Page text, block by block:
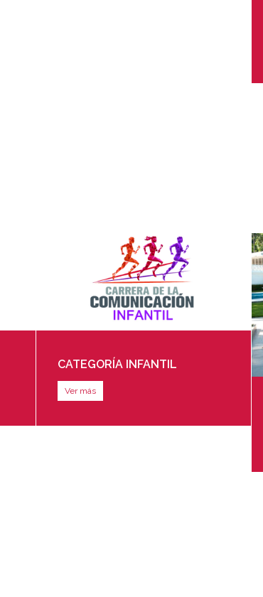
CATEGORÍA INFANTIL
Ver más